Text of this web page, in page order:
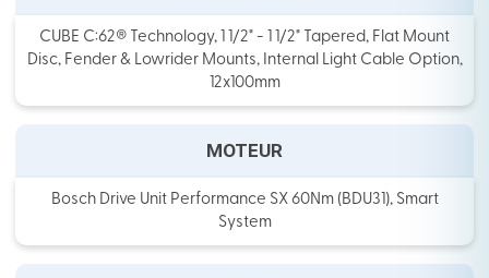
CUBE C:62® Technology, 1 1/2" - 1 1/2" Tapered, Flat Mount
Disc, Fender & Lowrider Mounts, Internal Light Cable Option,
12x100mm
MOTEUR
Bosch Drive Unit Performance SX 60Nm (BDU31), Smart
System